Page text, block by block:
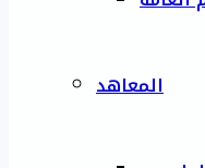
المعاهد